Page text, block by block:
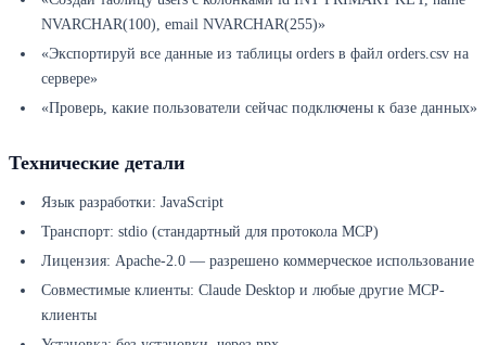
NVARCHAR(100), email NVARCHAR(255)»
«Экспортируй все данные из таблицы orders в файл orders.csv на
сервере»
«Проверь, какие пользователи сейчас подключены к базе данных»
Технические детали
Язык разработки: JavaScript
Транспорт: stdio (стандартный для протокола MCP)
Лицензия: Apache-2.0 — разрешено коммерческое использование
Совместимые клиенты: Claude Desktop и любые другие MCP-
клиенты